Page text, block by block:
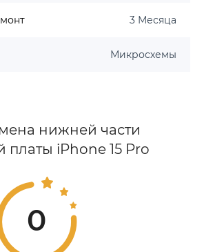
3 Месяца
Микросхемы
нижней части
платы iPhone 15 Pro
0